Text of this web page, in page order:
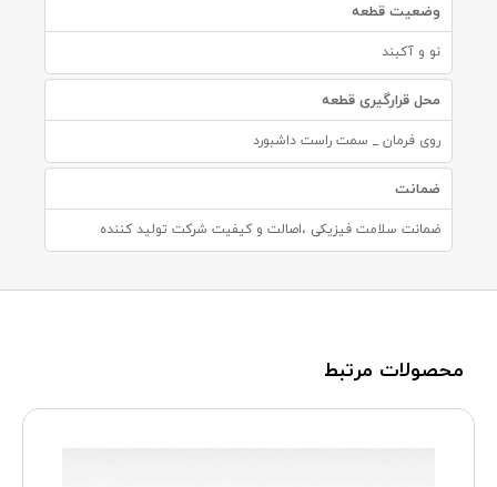
وضعیت قطعه
نو و آکبند
محل قرارگیری قطعه
روی فرمان _ سمت راست داشبورد
ضمانت
ضمانت سلامت فیزیکی ،اصالت و کیفیت شرکت تولید کننده
محصولات مرتبط